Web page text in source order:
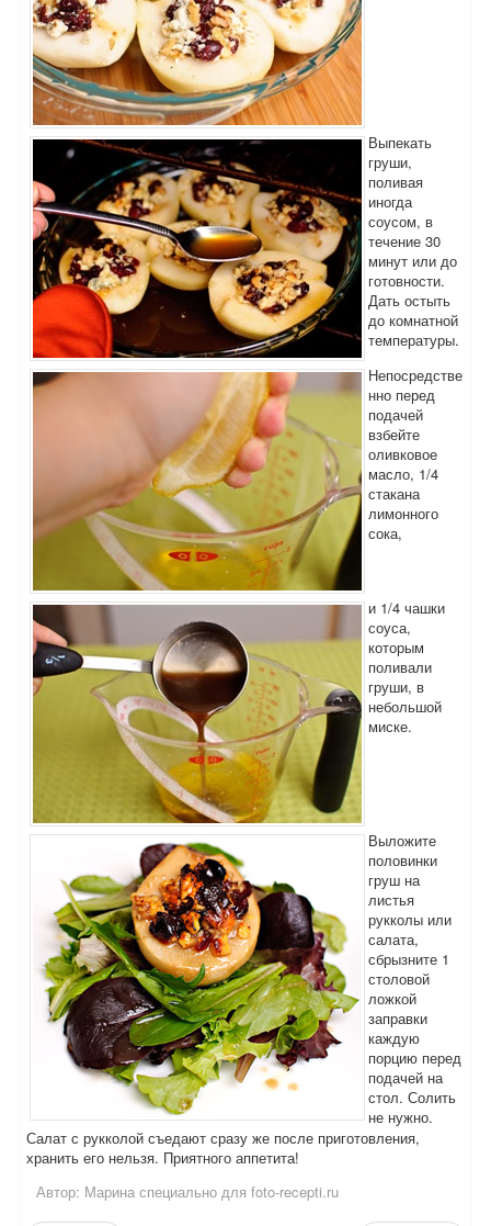
Выпекать
груши,
поливая
иногда
соусом, в
течение 30
минут или до
готовности.
Дать остыть
до комнатной
температуры.
Непосредстве
нно перед
подачей
взбейте
оливковое
масло, 1/4
стакана
лимонного
сока,
и 1/4 чашки
соуса,
которым
поливали
груши, в
небольшой
миске.
Выложите
половинки
груш на
листья
рукколы или
салата,
сбрызните 1
столовой
ложкой
заправки
каждую
порцию перед
подачей на
стол. Солить
не нужно.
Салат с рукколой съедают сразу же после приготовления,
хранить его нельзя. Приятного аппетита!
Автор: Марина специально для foto-recepti.ru